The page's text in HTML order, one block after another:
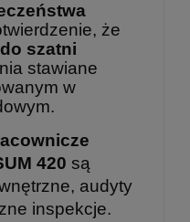
że
szatni
stawiane
w
420 są
audyty
inspekcje.